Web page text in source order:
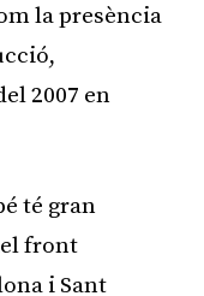
la presència
2007 en
té gran
front
i Sant